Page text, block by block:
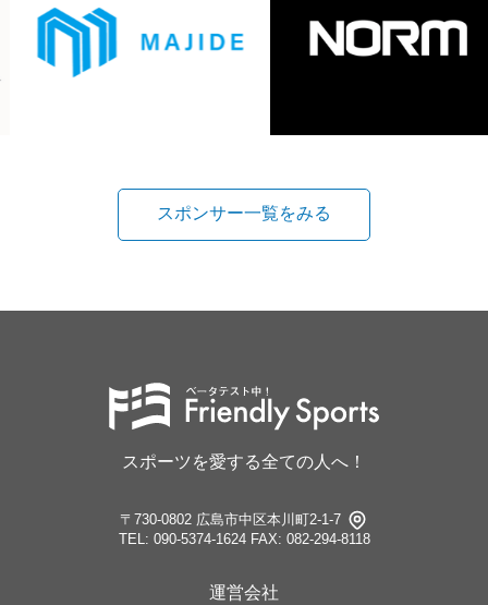
スポンサー一覧をみる
スポーツを愛する全ての人へ！
〒730-0802 広島市中区本川町2-1-7
TEL: 090-5374-1624 FAX: 082-294-8118
運営会社